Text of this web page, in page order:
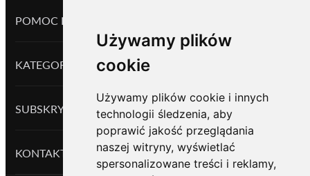
Używamy plików
cookie
Używamy plików cookie i innych
technologii śledzenia, aby
poprawić jakość przeglądania
naszej witryny, wyświetlać
spersonalizowane treści i reklamy,
POMOC I INFORMACJE
KATEGORIE
SUBSKRYBUJ ZNIŻKI I NOWOŚCI
KONTAKTY